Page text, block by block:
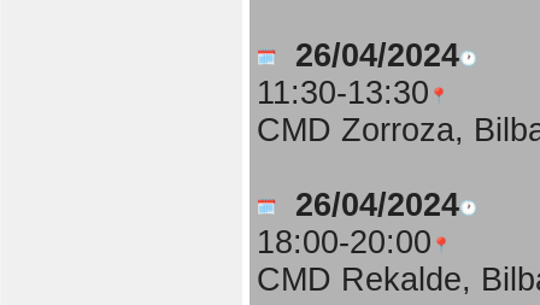
26/04/2024
11:30-13:30
CMD Zorroza,
26/04/2024
18:00-20:00
CMD Rekalde,